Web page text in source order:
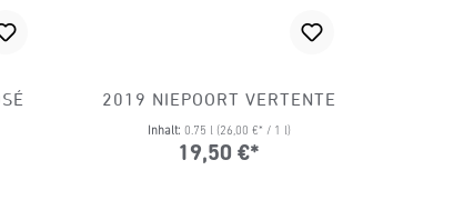
2019 NIEPOORT VERTENTE
Inhalt: 0.75 l (26,00 €* / 1 l)
19,50 €*